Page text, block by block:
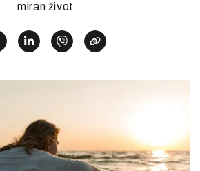
miran život